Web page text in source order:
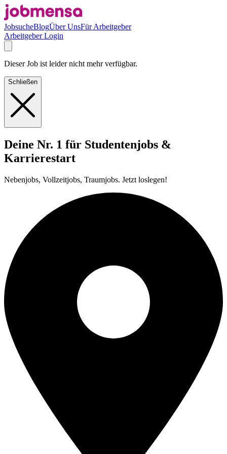
JobsucheBlogÜber UnsFür Arbeitgeber
Arbeitgeber Login
Dieser Job ist leider nicht mehr verfügbar.
Schließen
Deine Nr. 1 für Studentenjobs &
Karrierestart
Nebenjobs, Vollzeitjobs, Traumjobs. Jetzt loslegen!